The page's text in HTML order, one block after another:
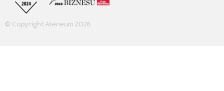
© Copyright Ateneum 2026